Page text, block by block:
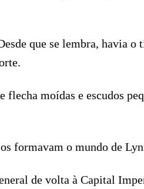
que se lembra, havia o
moídas e escudos
formavam o mundo de
de volta à Capital